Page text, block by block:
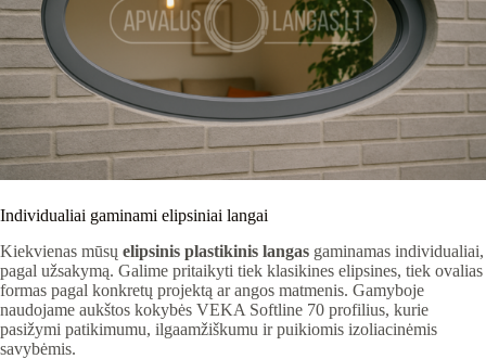
Individualiai gaminami elipsiniai langai
Kiekvienas mūsų elipsinis plastikinis langas gaminamas individualiai,
pagal užsakymą. Galime pritaikyti tiek klasikines elipsines, tiek ovalias
formas pagal konkretų projektą ar angos matmenis. Gamyboje
naudojame aukštos kokybės VEKA Softline 70 profilius, kurie
pasižymi patikimumu, ilgaamžiškumu ir puikiomis izoliacinėmis
savybėmis.